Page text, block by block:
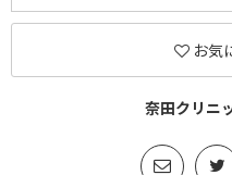
お気
奈田クリニ